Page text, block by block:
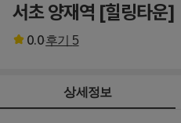
서초 양재역 [힐링타운]
0.0후기 5
상세정보